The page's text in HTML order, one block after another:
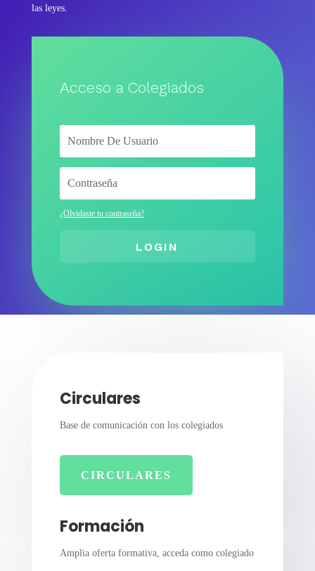
las leyes.
Acceso a Colegiados
¿Olvidaste tu contraseña?
LOGIN
Circulares
Base de comunicación con los colegiados
CIRCULARES
Formación
Amplia oferta formativa, acceda como colegiado